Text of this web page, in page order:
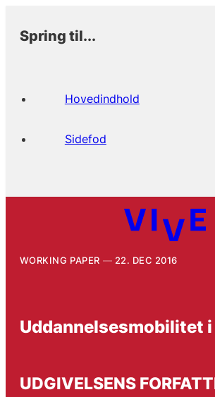
Spring til...
Hovedindhold
Sidefod
WORKING PAPER 22. DEC 2016
Uddannelsesmobilitet
UDGIVELSENS